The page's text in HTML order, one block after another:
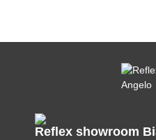
Reflex showroom